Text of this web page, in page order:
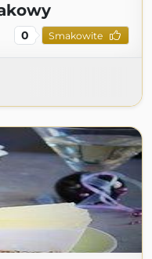
0 Smakowite